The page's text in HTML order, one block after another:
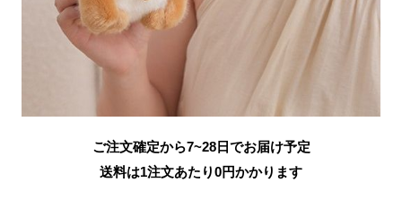
ご注文確定から7~28日でお届け予定
送料は1注文あたり0円かかります